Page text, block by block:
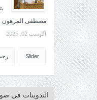
مصطفى المرهون
آگوست 02, 2025
Slider
التدوينات في